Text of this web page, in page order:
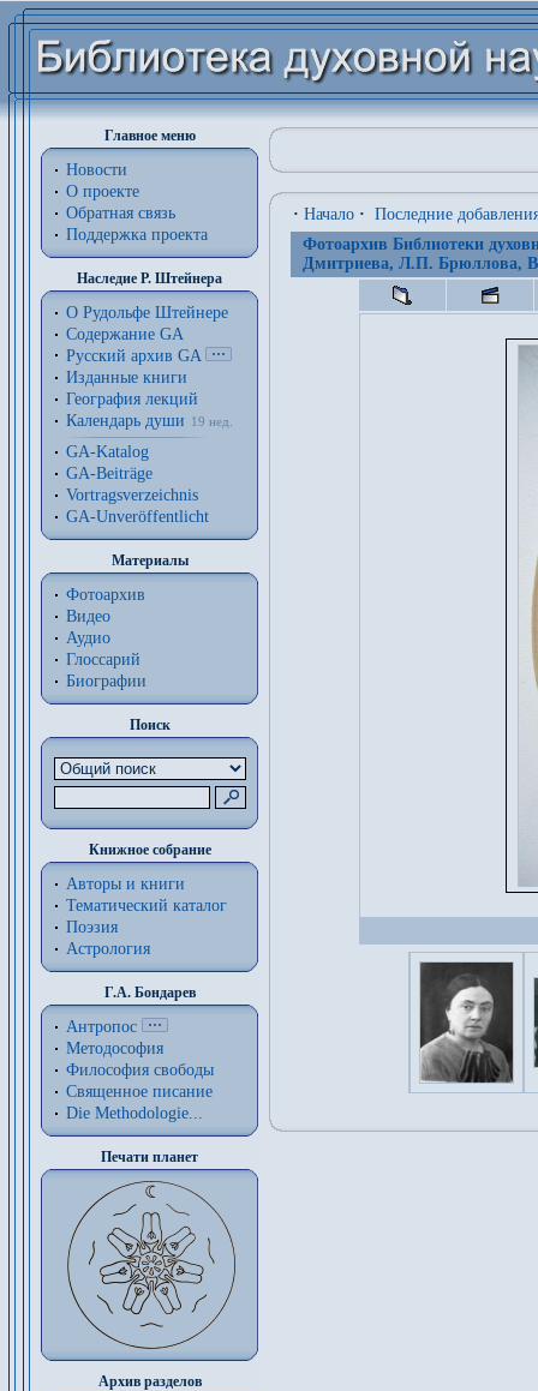
Главное меню
Новости
О проекте
Обратная связь
Поддержка проекта
Наследие Р. Штейнера
О Рудольфе Штейнере
Содержание GA
Русский архив GA
Изданные книги
География лекций
Календарь души
19 нед.
GA-Katalog
GA-Beiträge
Vortragsverzeichnis
GA-Unveröffentlicht
Материалы
Фотоархив
Видео
Аудио
Глоссарий
Биографии
Поиск
Книжное собрание
Авторы и книги
Тематический каталог
Поэзия
Астрология
Г.А. Бондарев
Антропос
Методософия
Философия cвободы
Священное писание
Die Methodologie...
Печати планет
Архив разделов
· Начало · Последние
Фотоархив Библиотеки
Дмитриева, Л.П. Брюллова,